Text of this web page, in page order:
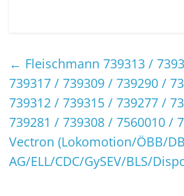
← Fleischmann 739313 /
739317 / 739309 / 739290 /
739312 / 739315 / 739277 /
739281 / 739308 / 7560010 /
Vectron (Lokomotion/ÖBB/DB
AG/ELL/CDC/GySEV/BLS/